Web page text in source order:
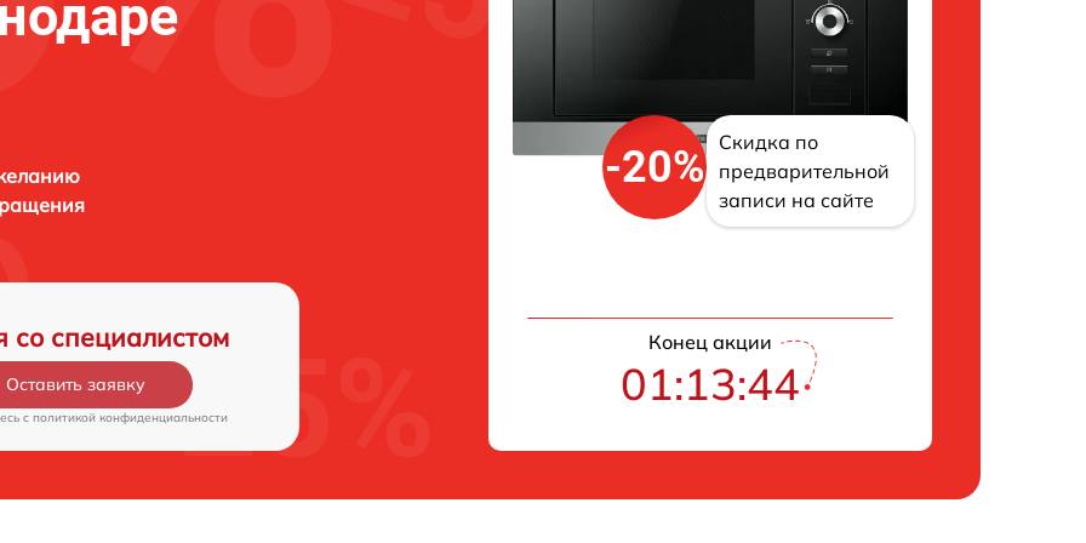
со специалистом
Оставить заявку
c политикой конфиденциальности
-20%
Скидка по
предварительной
записи на сайте
Конец акции
01:13:43